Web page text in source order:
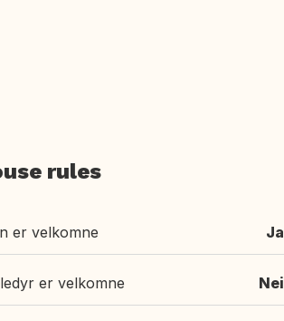
rules
er velkomne Ja
er velkomne Nei